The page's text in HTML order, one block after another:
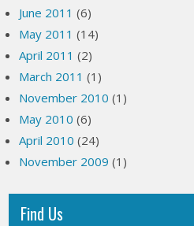
June 2011 (6)
May 2011 (14)
April 2011 (2)
March 2011 (1)
November 2010 (1)
May 2010 (6)
April 2010 (24)
November 2009 (1)
Find Us